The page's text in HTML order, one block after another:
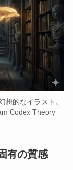
想的なイラスト。
Codex Theory
有の質感